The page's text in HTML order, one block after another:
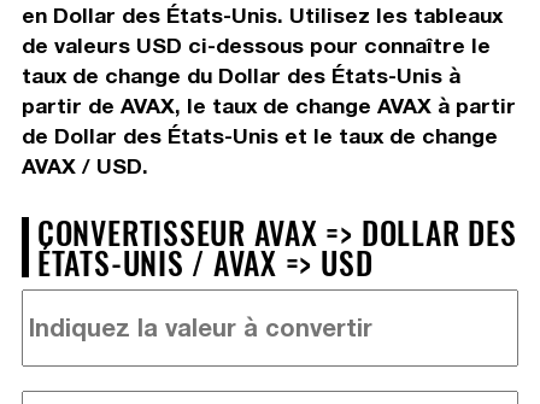
en Dollar des États-Unis. Utilisez les tableaux
de valeurs USD ci-dessous pour connaître le
taux de change du Dollar des États-Unis à
partir de AVAX, le taux de change AVAX à partir
de Dollar des États-Unis et le taux de change
AVAX / USD.
CONVERTISSEUR AVAX => DOLLAR DES
ÉTATS-UNIS / AVAX => USD